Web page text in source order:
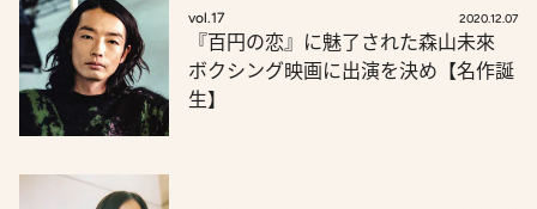
vol.17 2020.12.07
『百円の恋』に魅了された森山未來
ボクシング映画に出演を決め【名作誕
生】